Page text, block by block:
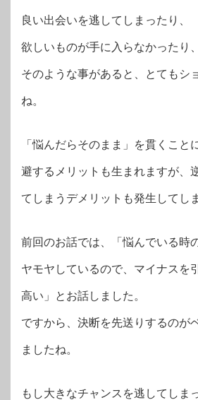
良い出会いを逃してしまったり、
欲しいものが手に入らなかったり、
そのような事があると、とてもシ
ね。
「悩んだらそのまま」を貫くこと
避するメリットも生まれますが、
てしまうデメリットも発生してし
前回のお話では、「悩んでいる時
ヤモヤしているので、マイナスを
高い」とお話しました。
ですから、決断を先送りするのが
ましたね。
もし大きなチャンスを逃してしま